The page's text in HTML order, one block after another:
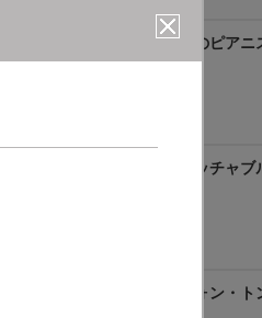
海の上のピアニ
アンタッチャブ
名犬ウォン・ト